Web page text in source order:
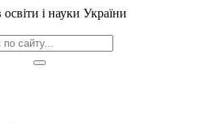
і науки України